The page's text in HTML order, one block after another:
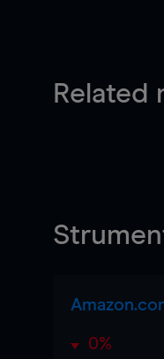
Related
0%